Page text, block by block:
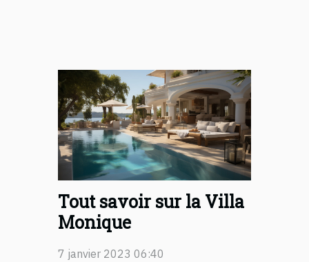
Tout savoir sur la Villa
Monique
7 janvier 2023 06:40